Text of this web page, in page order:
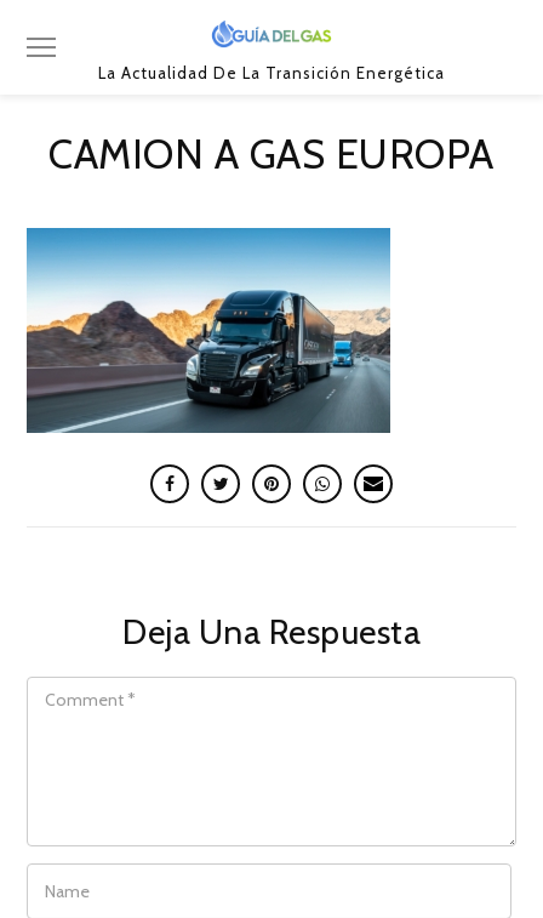
La Actualidad De La Transición Energética
CAMION A GAS EUROPA
Deja Una Respuesta
COMMENT
NAME